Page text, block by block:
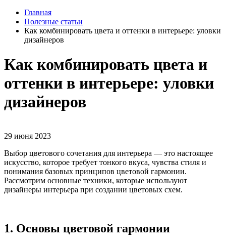
Главная
Полезные статьи
Как комбинировать цвета и оттенки в интерьере: уловки
дизайнеров
Как комбинировать цвета и
оттенки в интерьере: уловки
дизайнеров
29 июня 2023
Выбор цветового сочетания для интерьера — это настоящее
искусство, которое требует тонкого вкуса, чувства стиля и
понимания базовых принципов цветовой гармонии.
Рассмотрим основные техники, которые используют
дизайнеры интерьера при создании цветовых схем.
1. Основы цветовой гармонии